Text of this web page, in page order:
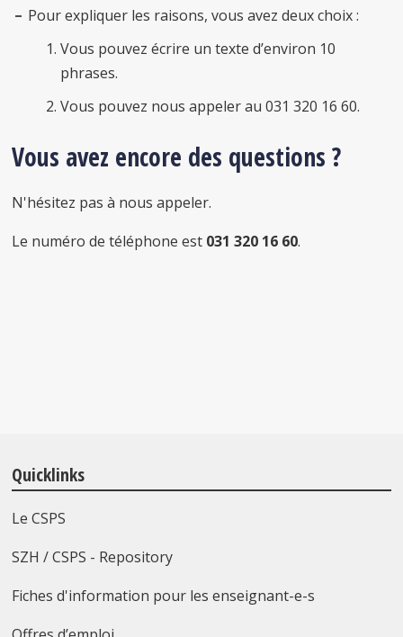
Pour expliquer les raisons, vous avez deux choix :
Vous pouvez écrire un texte d’environ 10
phrases.
Vous pouvez nous appeler au 031 320 16 60.
Vous avez encore des questions ?
N'hésitez pas à nous appeler.
Le numéro de téléphone est 031 320 16 60.
Quicklinks
Le CSPS
SZH / CSPS - Repository
Fiches d'information pour les enseignant-e-s